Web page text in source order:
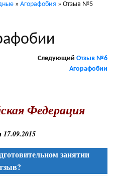
» Агорафобия » Отзыв №5
Следующий Отзыв №6
Агорафобии
Федерация
занятии